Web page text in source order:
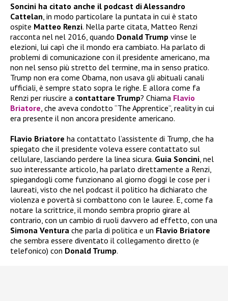
Soncini ha citato anche il podcast di Alessandro
Cattelan , in modo particolare la puntata in cui è stato
ospite Matteo Renzi. Nella parte citata, Matteo Renzi
racconta nel nel 2016, quando Donald Trump vinse le
elezioni, lui capì che il mondo era cambiato. Ha parlato di
problemi di comunicazione con il presidente americano, ma
non nel senso più stretto del termine, ma in senso pratico.
Trump non era come Obama, non usava gli abituali canali
ufficiali, è sempre stato sopra le righe. E allora come fa
Renzi per riuscire a contattare Trump? Chiama Flavio
Briatore , che aveva condotto “The Apprentice”, reality in cui
era presente il non ancora presidente americano.
Flavio Briatore ha contattato l’assistente di Trump, che ha
spiegato che il presidente voleva essere contattato sul
cellulare, lasciando perdere la linea sicura. Guia Soncini , nel
suo interessante articolo, ha parlato direttamente a Renzi,
spiegandogli come funzionano al giorno d’oggi le cose per i
laureati, visto che nel podcast il politico ha dichiarato che
violenza e povertà si combattono con le lauree. E, come fa
notare la scrittrice, il mondo sembra proprio girare al
contrario, con un cambio di ruoli davvero ad effetto, con una
Simona Ventura che parla di politica e un Flavio Briatore
che sembra essere diventato il collegamento diretto (e
telefonico) con Donald Trump.